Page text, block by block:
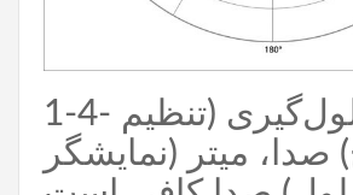
1-4- برای لول‌گیری (تنظیم
میتر (نمایشگر